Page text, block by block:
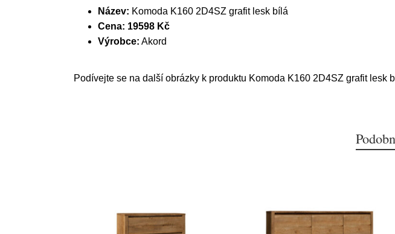
Název: Komoda K160 2D4SZ grafit lesk bílá
Cena: 19598 Kč
Výrobce: Akord
Podívejte se na další obrázky k produktu Komoda K160 2D4SZ grafit lesk